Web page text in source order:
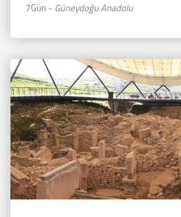
7Gün - Güneydoğu Anadolu